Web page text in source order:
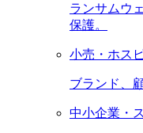
ランサムウ
保護。
小売・ホス
ブランド、
中小企業・